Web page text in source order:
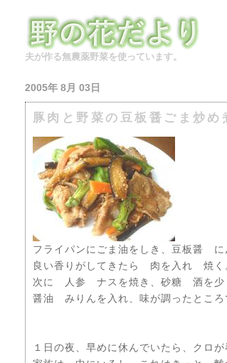
夫が作る無農薬野菜を使っています。
2005年 8月 03日
豚肉と野菜の豆板醤ごま炒め
フライパンにごま油をしき、豆板醤
良い香りがしてきたら 肉を入れ 焼く
次に 人参 ナスを焼き、砂糖 酒を少
醤油 みりんを入れ、味が調ったとこ
１日の夜、早めに休んでいたら、クロ